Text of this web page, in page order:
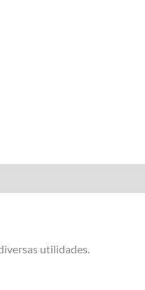
utilidades.